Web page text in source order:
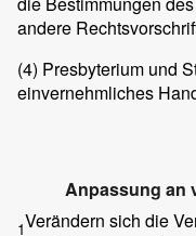
andere
(4) Presbyterium und
einvernehmliches
Anpassung an
1Verändern sich die